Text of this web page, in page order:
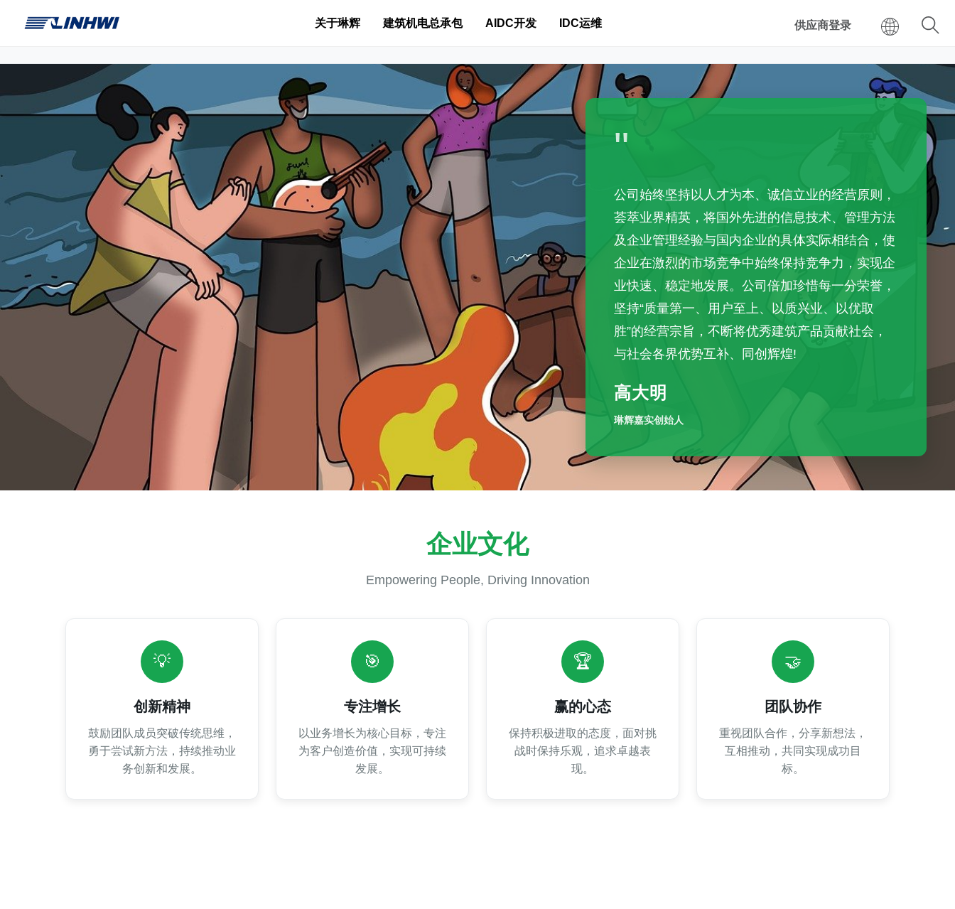
关于琳辉 建筑机电总承包 AIDC开发 IDC运维 供应商登录
首页 >
"
公司始终坚持以人才为本、诚信立业的经营原则，
荟萃业界精英，将国外先进的信息技术、管理方法
及企业管理经验与国内企业的具体实际相结合，使
企业在激烈的市场竞争中始终保持竞争力，实现企
业快速、稳定地发展。公司倍加珍惜每一分荣誉，
坚持“质量第一、用户至上、以质兴业、以优取
胜”的经营宗旨，不断将优秀建筑产品贡献社会，
与社会各界优势互补、同创辉煌!
高大明
琳辉嘉实创始人
企业文化
Empowering People, Driving Innovation
💡
创新精神
鼓励团队成员突破传统思维，
勇于尝试新方法，持续推动业
务创新和发展。
🎯
专注增长
以业务增长为核心目标，专注
为客户创造价值，实现可持续
发展。
🏆
赢的心态
保持积极进取的态度，面对挑
战时保持乐观，追求卓越表
现。
🤝
团队协作
重视团队合作，分享新想法，
互相推动，共同实现成功目
标。